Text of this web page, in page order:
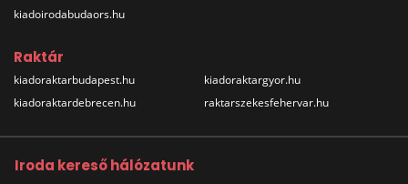
kiadoirodabudaors.hu
Raktár
kiadoraktarbudapest.hu
kiadoraktardebrecen.hu
kiadoraktargyor.hu
raktarszekesfehervar.hu
Iroda kereső hálózatunk